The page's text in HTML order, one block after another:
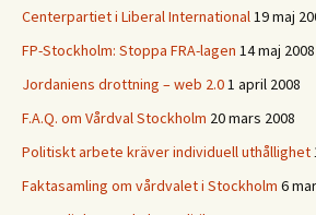
Centerpartiet i Liberal International19 maj
FP-Stockholm: Stoppa FRA-lagen 14 maj 2008
Jordaniens drottning – web 2.01 april 2008
F.A.Q. om Vårdval Stockholm 20 mars 2008
Politiskt arbete kräver individuell uthållighet
Faktasamling om vårdvalet i Stockholm 6